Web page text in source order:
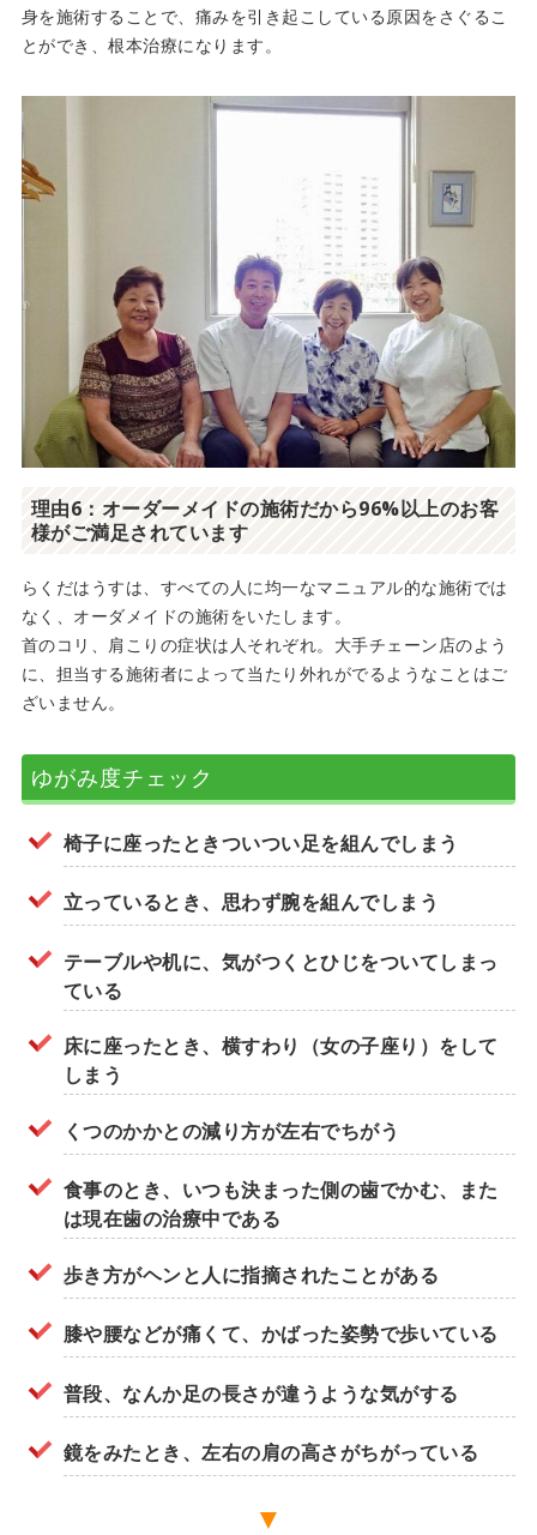
身を施術することで、痛みを引き起こしている原因をさぐるこ
とができ、根本治療になります。
理由6：オーダーメイドの施術だから96%以上のお客
様がご満足されています
らくだはうすは、すべての人に均一なマニュアル的な施術では
なく、オーダメイドの施術をいたします。
首のコリ、肩こりの症状は人それぞれ。大手チェーン店のよう
に、担当する施術者によって当たり外れがでるようなことはご
ざいません。
ゆがみ度チェック
椅子に座ったときついつい足を組んでしまう
立っているとき、思わず腕を組んでしまう
テーブルや机に、気がつくとひじをついてしまっ
ている
床に座ったとき、横すわり（女の子座り）をして
しまう
くつのかかとの減り方が左右でちがう
食事のとき、いつも決まった側の歯でかむ、また
は現在歯の治療中である
歩き方がヘンと人に指摘されたことがある
膝や腰などが痛くて、かばった姿勢で歩いている
普段、なんか足の長さが違うような気がする
鏡をみたとき、左右の肩の高さがちがっている
▼